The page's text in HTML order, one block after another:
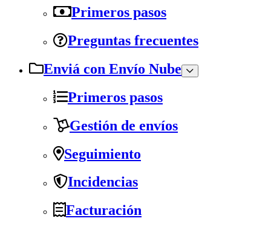
Primeros pasos
Preguntas frecuentes
Enviá con Envío Nube
Primeros pasos
Gestión de envíos
Seguimiento
Incidencias
Facturación